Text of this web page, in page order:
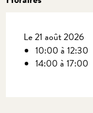
Le 21 août 2026
10:00 à 12:30
14:00 à 17:00